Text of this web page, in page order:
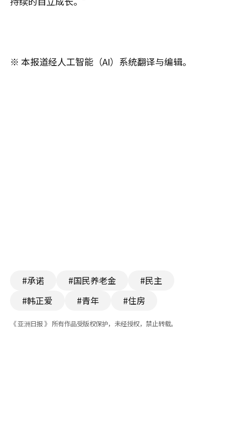
※ 本报道经人工智能（AI）系统翻译与编辑。
#承诺 #国民养老金
#民主
#韩正爱
#青年 #住房
《 亚洲日报 》 所有作品受版权保护，未经授权，禁止转载。